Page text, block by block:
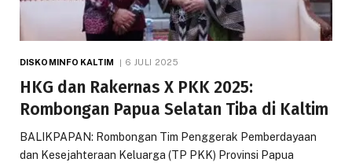
DISKOMINFO KALTIM 6 JULI 2025
HKG dan Rakernas X PKK 2025:
Rombongan Papua Selatan Tiba di Kaltim
BALIKPAPAN: Rombongan Tim Penggerak Pemberdayaan
dan Kesejahteraan Keluarga (TP PKK) Provinsi Papua